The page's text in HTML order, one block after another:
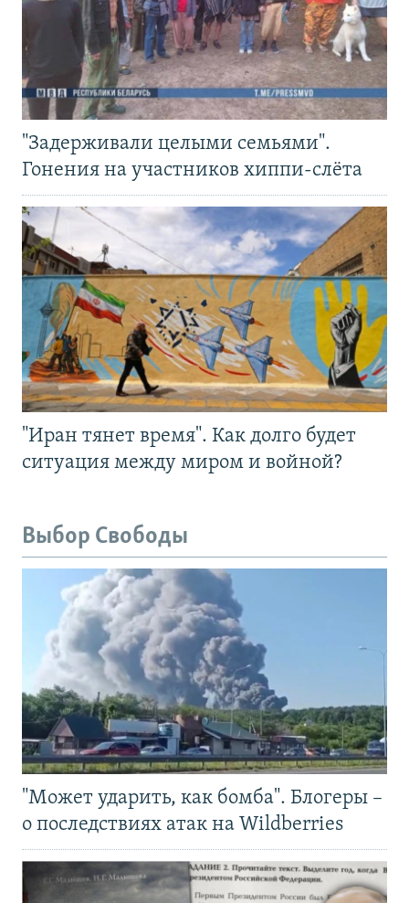
"Задерживали целыми семьями".
Гонения на участников хиппи-слёта
"Иран тянет время". Как долго будет
ситуация между миром и войной?
Выбор Свободы
"Может ударить, как бомба". Блогеры –
о последствиях атак на Wildberries